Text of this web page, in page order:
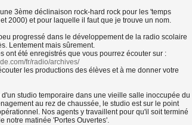
3ème déclinaison rock-hard rock pour les 'temps
2000) et pour laquelle il faut que je trouve un nom.
progressé dans le développement de la radio scolaire
Lentement mais sûrement.
ont été enregistrés que vous pourrez écouter sur :
fr/radio/archives/
les productions des élèves et à me donner votre
studio temporaire dans une vieille salle inoccupée du
au rez de chaussée, le studio est sur le point
Nos agents y travaillent pour qu'il soit terminé
notre matinée 'Portes Ouvertes'.